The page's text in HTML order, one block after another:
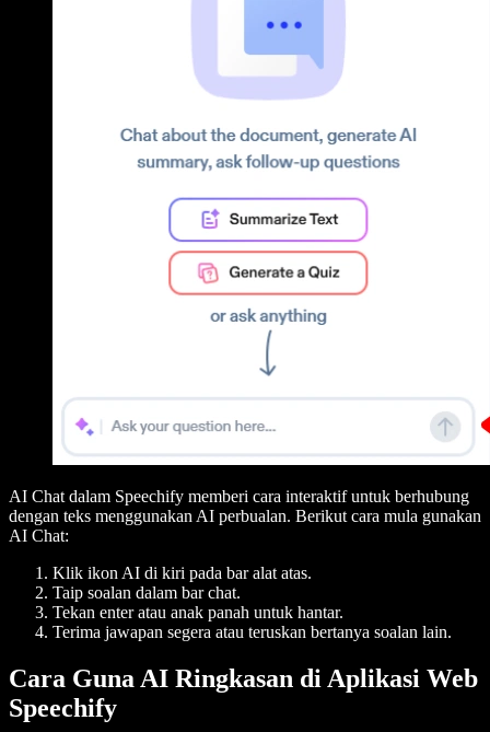
AI Chat dalam Speechify memberi cara interaktif untuk berhubung
dengan teks menggunakan AI perbualan. Berikut cara mula gunakan
AI Chat:
Klik ikon AI di kiri pada bar alat atas.
Taip soalan dalam bar chat.
Tekan enter atau anak panah untuk hantar.
Terima jawapan segera atau teruskan bertanya soalan lain.
Cara Guna AI Ringkasan di Aplikasi Web
Speechify